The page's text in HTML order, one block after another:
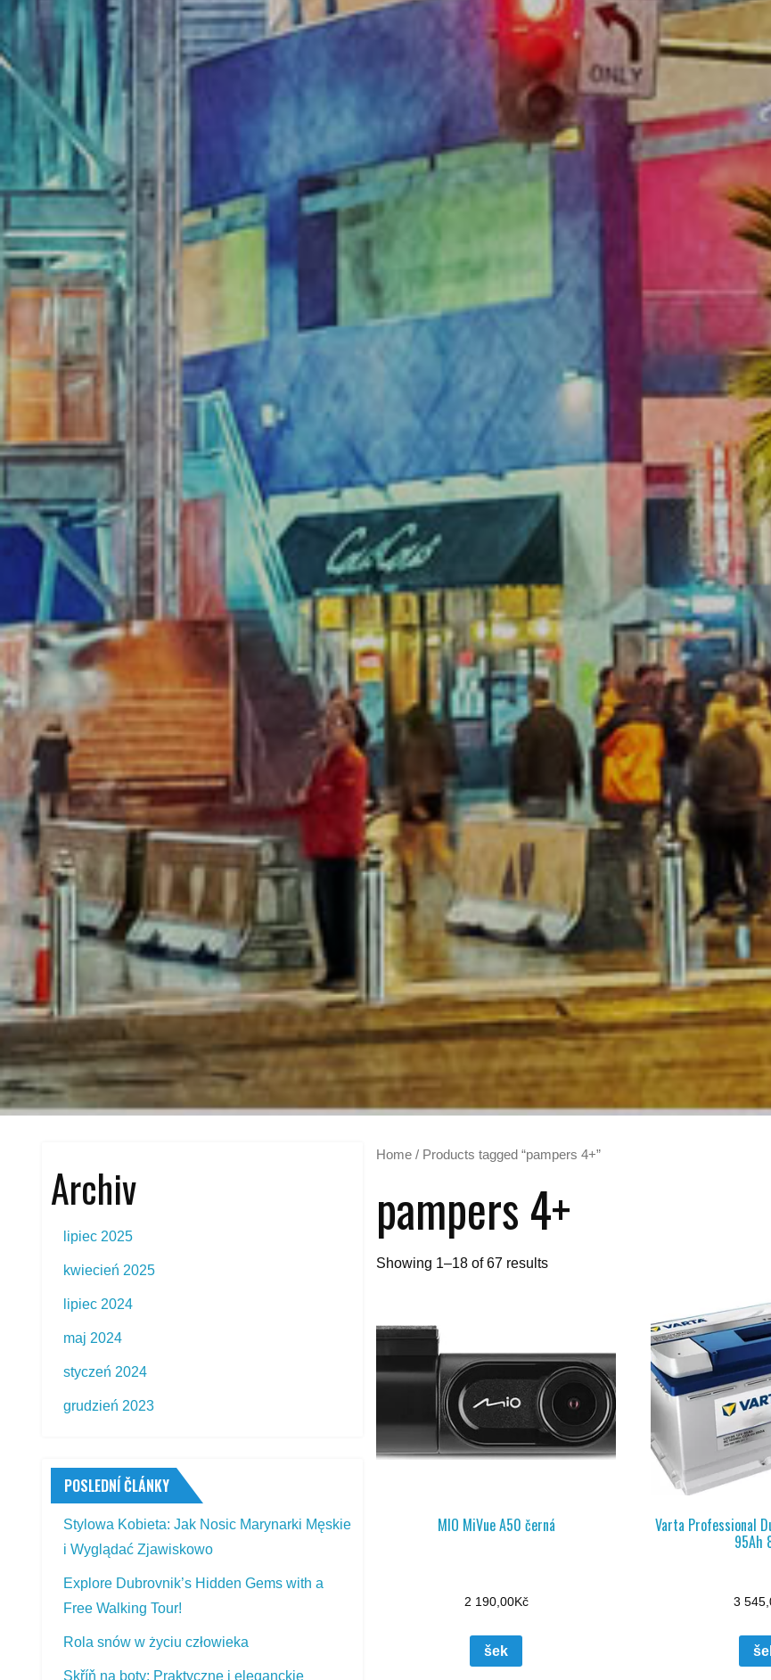
Home / Products tagged “pampers 4+”
pampers 4+
Showing 1–18 of 67 results
MIO MiVue A50 černá
2 190,00Kč
šek
Varta Professional
95Ah
3
Archiv
lipiec 2025
kwiecień 2025
lipiec 2024
maj 2024
styczeń 2024
grudzień 2023
POSLEDNÍ ČLÁNKY
Stylowa Kobieta: Jak Nosic Marynarki Męskie
i Wyglądać Zjawiskowo
Explore Dubrovnik’s Hidden Gems with a
Free Walking Tour!
Rola snów w życiu człowieka
Skříň na boty: Praktyczne i eleganckie